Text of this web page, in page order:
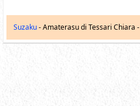
Suzaku- Amaterasu di Tessari Chiara -